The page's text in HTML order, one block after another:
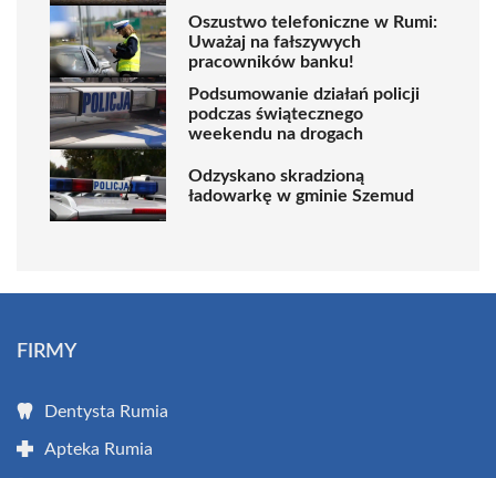
Oszustwo telefoniczne w Rumi:
Uważaj na fałszywych
pracowników banku!
Podsumowanie działań policji
podczas świątecznego
weekendu na drogach
Odzyskano skradzioną
ładowarkę w gminie Szemud
FIRMY
Dentysta Rumia
Apteka Rumia